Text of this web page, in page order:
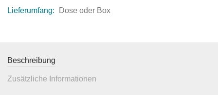
Lieferumfang: Dose oder Box
Beschreibung
Zusätzliche Informationen